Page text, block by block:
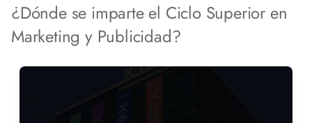
¿Dónde se imparte el Ciclo Superior en
Marketing y Publicidad?